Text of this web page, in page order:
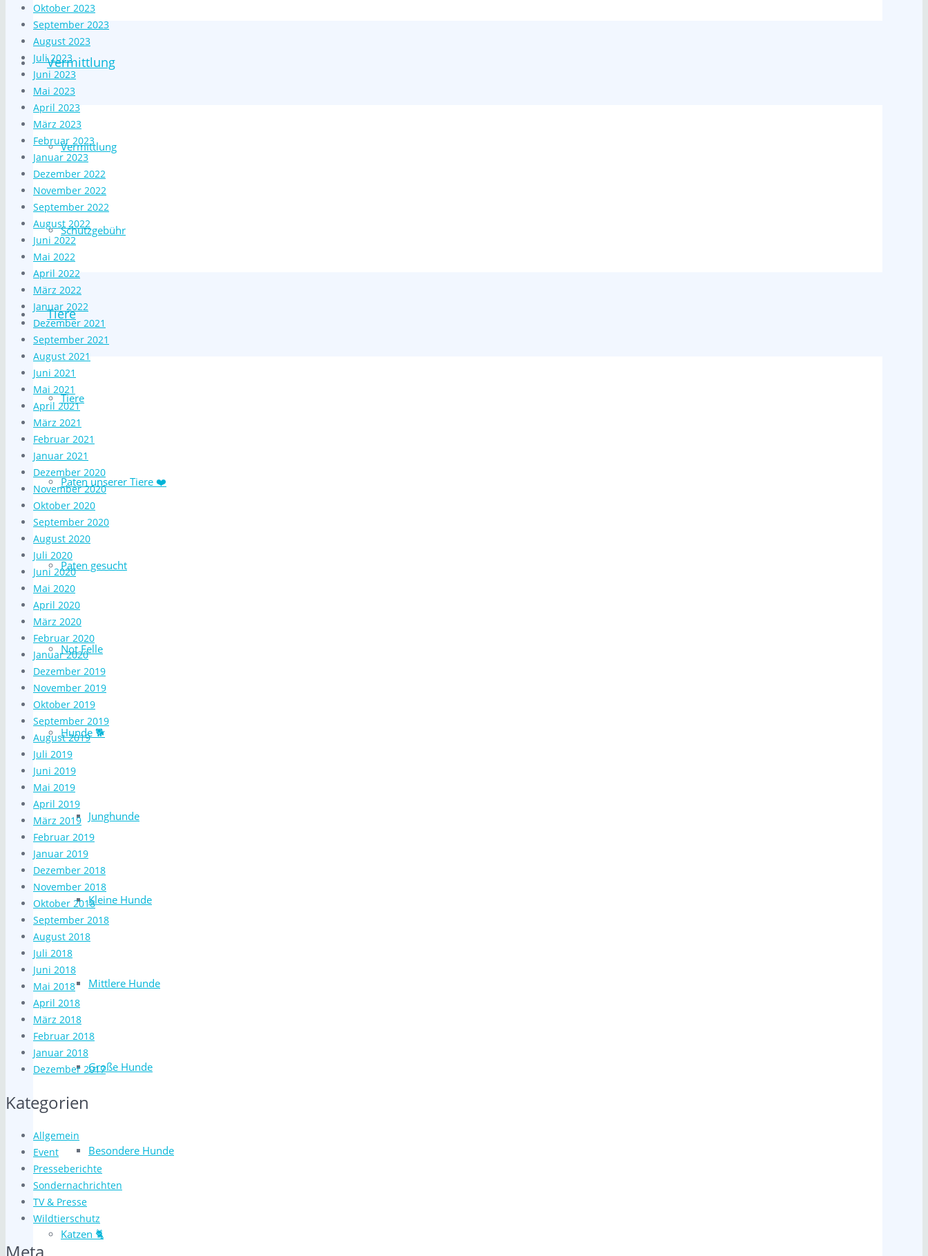
Vermittlung
Vermittlung
Schutzgebühr
Tiere
Tiere
Paten unserer Tiere ❤️
Paten gesucht
Not Felle
Hunde 🐕
Junghunde
Kleine Hunde
Mittlere Hunde
Große Hunde
Besondere Hunde
Katzen 🐈
Oktober 2023
September 2023
August 2023
Juli 2023
Juni 2023
Mai 2023
April 2023
März 2023
Februar 2023
Januar 2023
Dezember 2022
November 2022
September 2022
August 2022
Juni 2022
Mai 2022
April 2022
März 2022
Januar 2022
Dezember 2021
September 2021
August 2021
Juni 2021
Mai 2021
April 2021
März 2021
Februar 2021
Januar 2021
Dezember 2020
November 2020
Oktober 2020
September 2020
August 2020
Juli 2020
Juni 2020
Mai 2020
April 2020
März 2020
Februar 2020
Januar 2020
Dezember 2019
November 2019
Oktober 2019
September 2019
August 2019
Juli 2019
Juni 2019
Mai 2019
April 2019
März 2019
Februar 2019
Januar 2019
Dezember 2018
November 2018
Oktober 2018
September 2018
August 2018
Juli 2018
Juni 2018
Mai 2018
April 2018
März 2018
Februar 2018
Januar 2018
Dezember 2017
Kategorien
Allgemein
Event
Presseberichte
Sondernachrichten
TV & Presse
Wildtierschutz
Meta